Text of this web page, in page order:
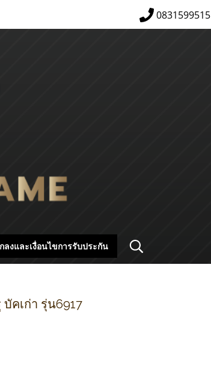
0831599515
ลงและเงื่อนไขการรับประกัน
คเก่า รุ่น6917